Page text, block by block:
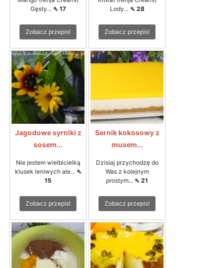
Gęsty... ⇖ 17
Zobacz przepis!
Lody... ⇖ 28
Zobacz przepis!
Jagodowe syrniki z
sosem...
Nie jestem wielbicielką
klusek leniwych ale... ⇖
15
Zobacz przepis!
Sernik kokosowy z
musem...
Dzisiaj przychodzę do
Was z kolejnym
prostym... ⇖ 21
Zobacz przepis!